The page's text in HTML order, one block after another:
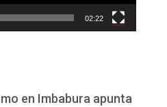
02:22
en Imbabura apunta